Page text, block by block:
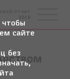
сайте
без